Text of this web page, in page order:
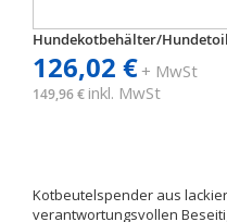
Hundekotbehälter/
126,02 €+ MwSt
149,96 € inkl. MwSt
Kotbeutelspender aus
verantwortungsvollen